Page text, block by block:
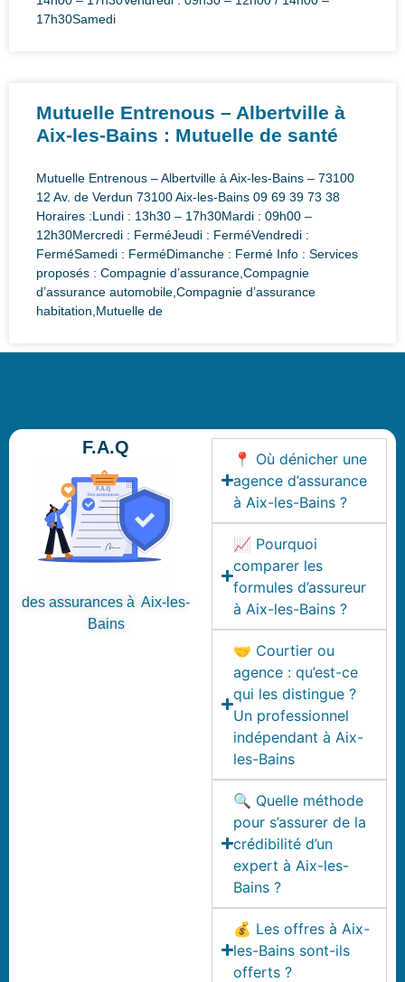
17h30Samedi
Mutuelle Entrenous – Albertville à
Aix-les-Bains : Mutuelle de santé
Mutuelle Entrenous – Albertville à Aix-les-Bains – 73100
12 Av. de Verdun 73100 Aix-les-Bains 09 69 39 73 38
Horaires :Lundi : 13h30 – 17h30Mardi : 09h00 –
12h30Mercredi : FerméJeudi : FerméVendredi :
FerméSamedi : FerméDimanche : Fermé Info : Services
proposés : Compagnie d’assurance,Compagnie
d’assurance automobile,Compagnie d’assurance
habitation,Mutuelle de
F.A.Q
des assurances à Aix-les-
Bains
📍 Où dénicher une
agence d’assurance
à Aix-les-Bains ?
📈 Pourquoi
comparer les
formules d’assureur
à Aix-les-Bains ?
🤝 Courtier ou
agence : qu’est-ce
qui les distingue ?
Un professionnel
indépendant à Aix-
les-Bains
🔍 Quelle méthode
pour s’assurer de la
crédibilité d’un
expert à Aix-les-
Bains ?
💰 Les offres à Aix-
les-Bains sont-ils
offerts ?